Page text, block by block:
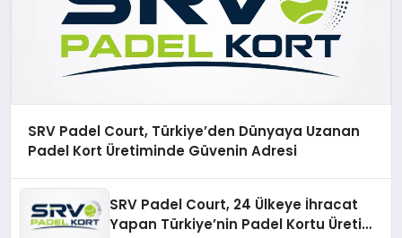
SRV Padel Court, Türkiye’den Dünyaya Uzanan
Padel Kort Üretiminde Güvenin Adresi
SRV Padel Court, 24 Ülkeye İhracat
Yapan Türkiye’nin Padel Kortu Üretim